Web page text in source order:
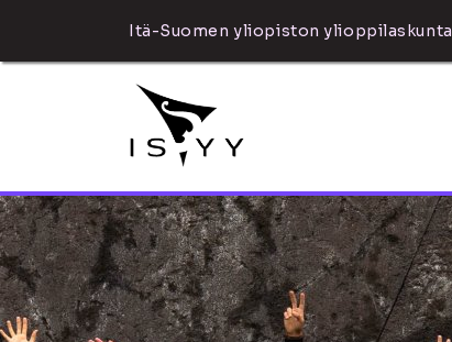
Itä-Suomen yliopiston ylioppilaskunta